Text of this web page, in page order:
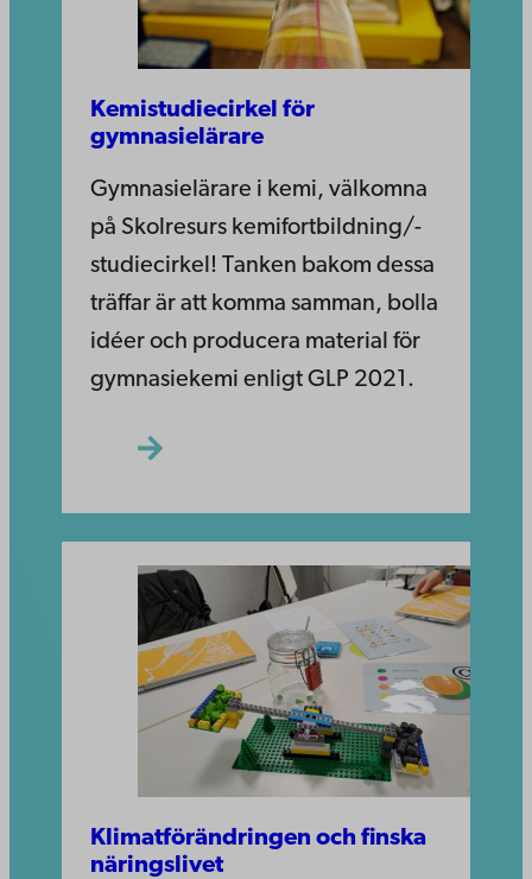
Kemistudiecirkel för
gymnasielärare
Gymnasielärare i kemi, välkomna
på Skolresurs kemifortbildning/-
studiecirkel! Tanken bakom dessa
träffar är att komma samman, bolla
idéer och producera material för
gymnasiekemi enligt GLP 2021.
Klimatförändringen och finska
näringslivet